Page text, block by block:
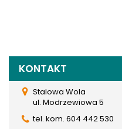
KONTAKT
Stalowa Wola
ul. Modrzewiowa 5
tel. kom. 604 442 530